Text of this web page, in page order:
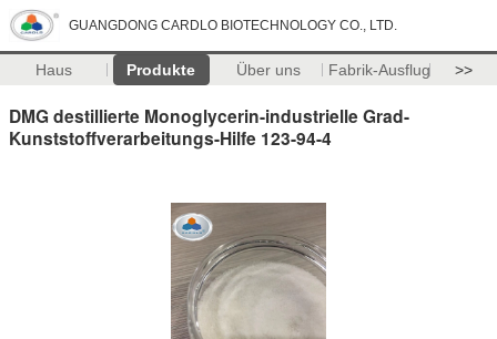
GUANGDONG CARDLO BIOTECHNOLOGY CO., LTD.
Haus Produkte Über uns Fabrik-Ausflug >>
DMG destillierte Monoglycerin-industrielle Grad-
Kunststoffverarbeitungs-Hilfe 123-94-4